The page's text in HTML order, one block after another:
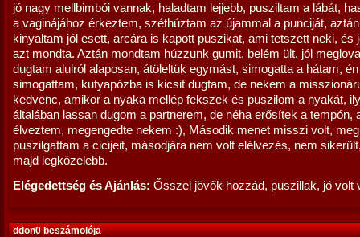
jó nagy mellbimbói vannak, haladtam lejjebb, pusziltam a lábát,
a vaginájához érkeztem, széthúztam az újammal a punciját,
kinyaltam jól esett, arcára is kapott puszikat, ami tetszett neki, és
azt mondta. Aztán mondtam húzzunk gumit, belém ült, jól
dugtam alulról alaposan, átöleltük egymást, simogatta a hátam,
simogattam, kutyapózba is kicsit dugtam, de nekem a
kedvenc, amikor a nyaka mellép fekszek és puszilom a nyakát,
általában lassan dugom a partnerem, de néha erősítek a tempón,
élveztem, megengedte nekem :), Második menet misszi volt,
puszilgattam a cicijeit, másodjára nem volt elélvezés, nem
majd legközelebb.
Elégedettség és Ajánlás: Ősszel jövők hozzád, puszillak, jó volt
ddon0 beszámolója